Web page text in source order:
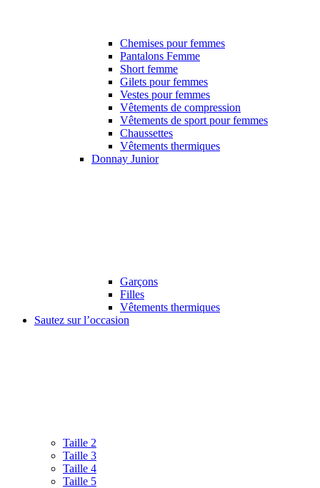
Chemises pour femmes
Pantalons Femme
Short femme
Gilets pour femmes
Vestes pour femmes
Vêtements de compression
Vêtements de sport pour femmes
Chaussettes
Vêtements thermiques
Donnay Junior
Garçons
Filles
Vêtements thermiques
Sautez sur l’occasion
Taille 2
Taille 3
Taille 4
Taille 5